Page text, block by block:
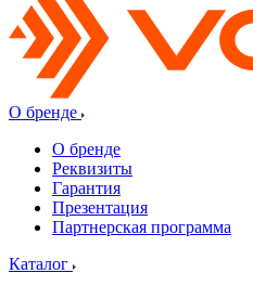
О бренде
О бренде
Реквизиты
Гарантия
Презентация
Партнерская программа
Каталог